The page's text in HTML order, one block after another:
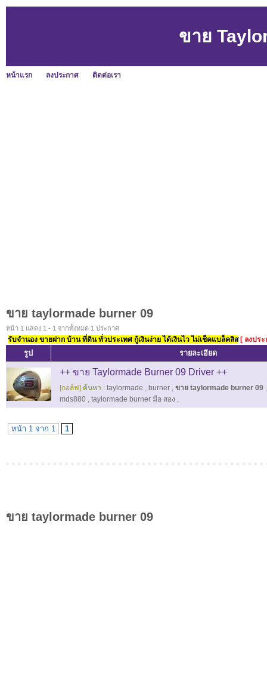
ขาย
หน้าแรก ลงประกาศ ติดต่อเรา
ขาย taylormade burner 09
หน้า 1 แสดง 1 - 1 จากทั้งหมด 1 ประกาศ
รับจำนอง ขายฝาก บ้าน ที่ดิน ทั่วประเทศ กู้เงินง่าย ได้เงินไว ไม่เช็คแบล็คลิส [ ลงปร
รูป รายละเอียด
++ ขาย Taylormade Burner 09 Driver ++
[กอล์ฟ] ค้นหา : taylormade , burner , ขาย taylormade burner 09
mds880 , taylormade burner มือ สอง ,
หน้า 1 จาก 1 1
ขาย taylormade burner 09